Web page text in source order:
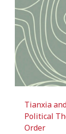
Tianxia
Political
Order